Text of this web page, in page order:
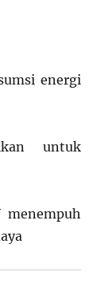
energi
untuk
menempuh